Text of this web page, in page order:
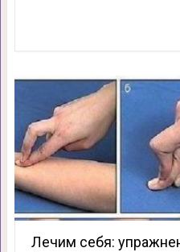
Лечим себя: